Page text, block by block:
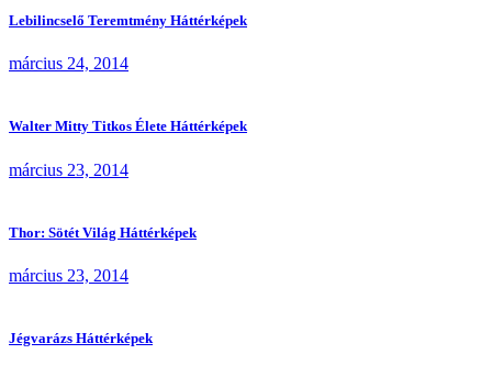
Lebilincselő Teremtmény Háttérképek
március 24, 2014
Walter Mitty Titkos Élete Háttérképek
március 23, 2014
Thor: Sötét Világ Háttérképek
március 23, 2014
Jégvarázs Háttérképek